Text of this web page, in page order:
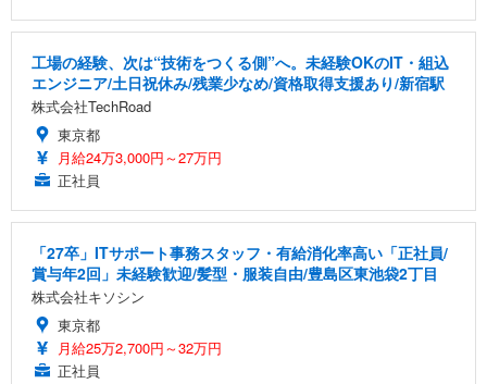
工場の経験、次は“技術をつくる側”へ。未経験OKのIT・組込
エンジニア/土日祝休み/残業少なめ/資格取得支援あり/新宿駅
株式会社TechRoad
東京都
月給24万3,000円～27万円
正社員
「27卒」ITサポート事務スタッフ・有給消化率高い「正社員/
賞与年2回」未経験歓迎/髪型・服装自由/豊島区東池袋2丁目
株式会社キソシン
東京都
月給25万2,700円～32万円
正社員